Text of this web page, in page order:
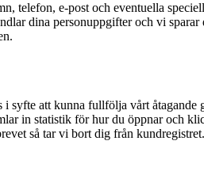
telefon, e-post och eventuella
dina personuppgifter och vi
syfte att kunna fullfölja vårt
in statistik för hur du öppnar och
så tar vi bort dig från kundregistret.